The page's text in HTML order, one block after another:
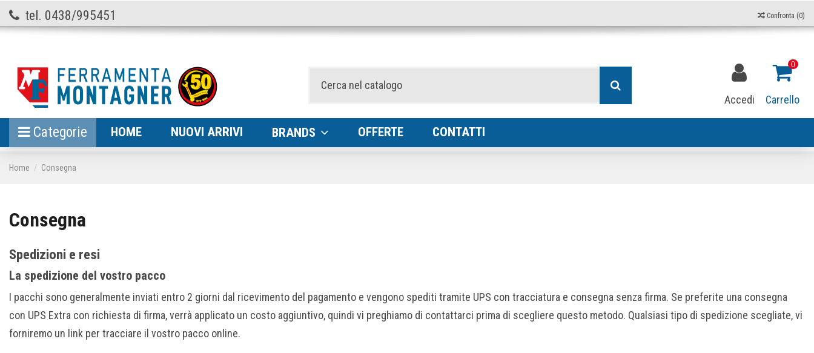
tel. 0438/995451 Confronta (0)
Accedi
0
Carrello
Categorie HOME NUOVI ARRIVI BRANDS OFFERTE CONTATTI
Home Consegna
Consegna
Spedizioni e resi
La spedizione del vostro pacco
I pacchi sono generalmente inviati entro 2 giorni dal ricevimento del pagamento e vengono spediti tramite UPS con tracciatura e consegna senza firma. Se preferite una consegna
con UPS Extra con richiesta di firma, verrà applicato un costo aggiuntivo, quindi vi preghiamo di contattarci prima di scegliere questo metodo. Qualsiasi tipo di spedizione scegliate, vi
forniremo un link per tracciare il vostro pacco online.